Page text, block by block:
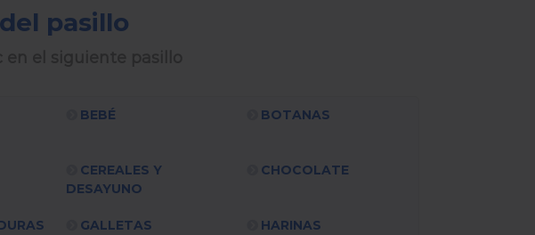
pasillo
BEBÉ BOTANAS
CEREALES Y
DESAYUNO
CHOCOLATE
GALLETAS HARINAS